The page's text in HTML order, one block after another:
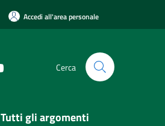
Accedi all'area personale
Cerca
Tutti gli argomenti